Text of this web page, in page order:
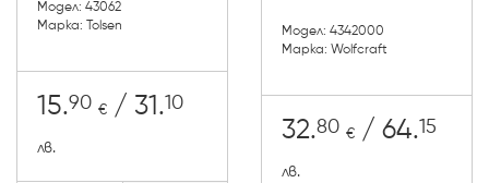
Модел: 43062
Марка: Tolsen
15.90 € / 31.10
лв.
Модел: 4342000
Марка: Wolfcraft
32.80 € / 64.15
лв.